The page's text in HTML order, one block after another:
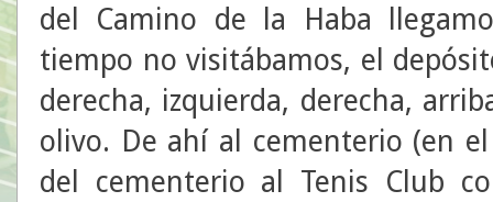
del Camino de la Haba
tiempo no visitábamos, el
derecha, izquierda, derecha,
olivo. De ahí al cementerio (en
del cementerio al Tenis Club